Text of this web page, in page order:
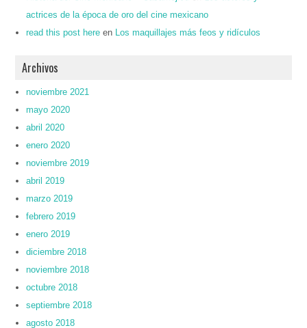
actrices de la época de oro del cine mexicano
read this post here en Los maquillajes más feos y ridículos
Archivos
noviembre 2021
mayo 2020
abril 2020
enero 2020
noviembre 2019
abril 2019
marzo 2019
febrero 2019
enero 2019
diciembre 2018
noviembre 2018
octubre 2018
septiembre 2018
agosto 2018